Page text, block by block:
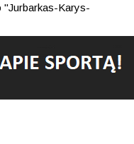
"Jurbarkas-Karys-